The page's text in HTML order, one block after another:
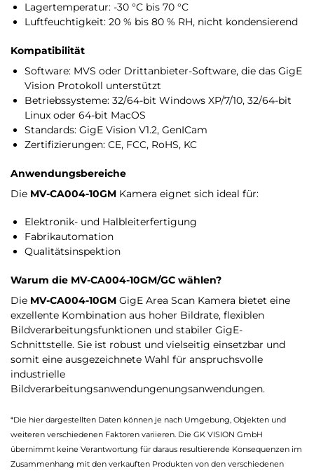
Lagertemperatur: -30 °C bis 70 °C
Luftfeuchtigkeit: 20 % bis 80 % RH, nicht kondensierend
Kompatibilität
Software: MVS oder Drittanbieter-Software, die das GigE
Vision Protokoll unterstützt
Betriebssysteme: 32/64-bit Windows XP/7/10, 32/64-bit
Linux oder 64-bit MacOS
Standards: GigE Vision V1.2, GenICam
Zertifizierungen: CE, FCC, RoHS, KC
Anwendungsbereiche
Die MV-CA004-10GM Kamera eignet sich ideal für:
Elektronik- und Halbleiterfertigung
Fabrikautomation
Qualitätsinspektion
Warum die MV-CA004-10GM/GC wählen?
Die MV-CA004-10GM GigE Area Scan Kamera bietet eine
exzellente Kombination aus hoher Bildrate, flexiblen
Bildverarbeitungsfunktionen und stabiler GigE-
Schnittstelle. Sie ist robust und vielseitig einsetzbar und
somit eine ausgezeichnete Wahl für anspruchsvolle
industrielle
Bildverarbeitungsanwendungenungsanwendungen​.
*Die hier dargestellten Daten können je nach Umgebung, Objekten und
weiteren verschiedenen Faktoren variieren. Die GK VISION GmbH
übernimmt keine Verantwortung für daraus resultierende Konsequenzen im
Zusammenhang mit den verkauften Produkten von den verschiedenen